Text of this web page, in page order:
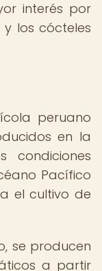
interés por
los cócteles
peruano
en la
condiciones
Pacífico
el cultivo de
se producen
a partir